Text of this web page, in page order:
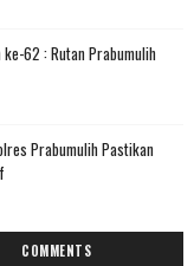
62 : Rutan Prabumulih
Prabumulih Pastikan
COMMENTS